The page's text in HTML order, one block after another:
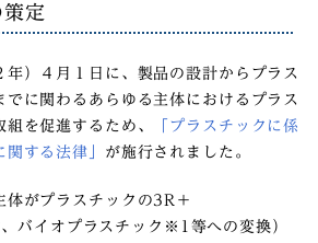
定
）４月１日に、製品の設計からプラス
でに関わるあらゆる主体におけるプラス
を促進するため、
「プラスチックに係
する法律」 が施行されました。
がプラスチックの3R＋
バイオプラスチック※1等への変換）